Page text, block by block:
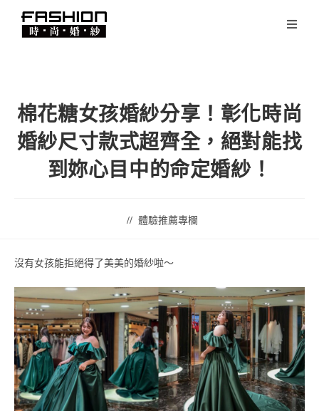
棉花糖女孩婚紗分享！彰化時尚
婚紗尺寸款式超齊全，絕對能找
到妳心目中的命定婚紗！
體驗推薦專欄
沒有女孩能拒絕得了美美的婚紗啦～